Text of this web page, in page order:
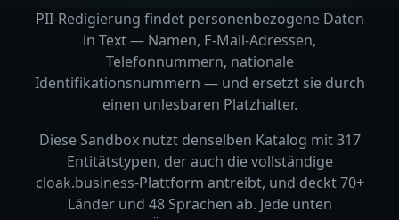
PII-Redigierung findet personenbezogene Daten
in Text — Namen, E-Mail-Adressen,
Telefonnummern, nationale
Identifikationsnummern — und ersetzt sie durch
einen unlesbaren Platzhalter.
Diese Sandbox nutzt denselben Katalog mit 317
Entitätstypen, der auch die vollständige
cloak.business-Plattform antreibt, und deckt 70+
Länder und 48 Sprachen ab. Jede unten